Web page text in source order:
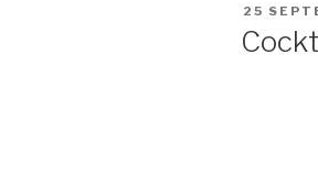
PUBLIÉ
25